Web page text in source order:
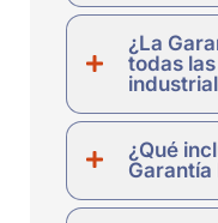
¿La
todas
¿Qué
Garantía